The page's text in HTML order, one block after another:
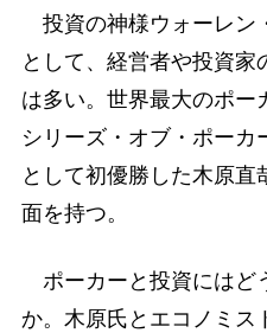
投資の神様ウォーレン
として、経営者や投資家
は多い。世界最大のポー
シリーズ・オブ・ポーカ
として初優勝した木原直
面を持つ。
ポーカーと投資にはど
か。木原氏とエコノミス